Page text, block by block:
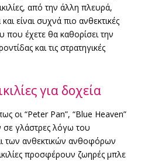
από την άλλη πλευρά,
είναι συχνά πιο ανθεκτικές
έχετε θα καθορίσει την
και τις στρατηγικές
για δοχεία
οι “Peter Pan”, “Blue Heaven”
σε γλάστρες λόγω του
των ανθεκτικών ανθοφόρων
προσφέρουν ζωηρές μπλε